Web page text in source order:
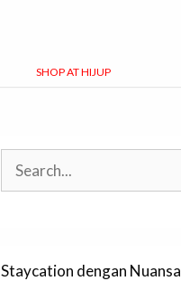
SHOP AT HIJUP
Staycation dengan Nuansa